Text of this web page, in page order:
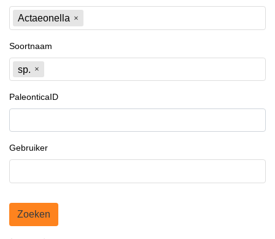
Actaeonella
Soortnaam
sp.
PaleonticaID
Gebruiker
Zoeken